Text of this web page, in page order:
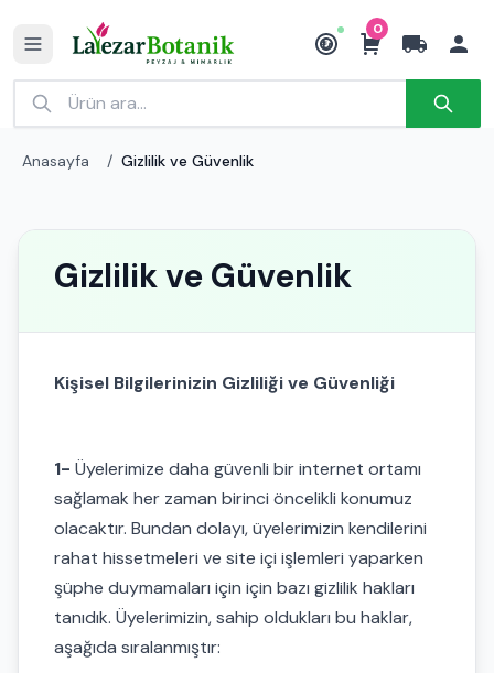
₺
0
Anasayfa / Gizlilik ve Güvenlik
Gizlilik ve Güvenlik
Kişisel Bilgilerinizin Gizliliği ve Güvenliği
1- Üyelerimize daha güvenli bir internet ortamı
sağlamak her zaman birinci öncelikli konumuz
olacaktır. Bundan dolayı, üyelerimizin kendilerini
rahat hissetmeleri ve site içi işlemleri yaparken
şüphe duymamaları için için bazı gizlilik hakları
tanıdık. Üyelerimizin, sahip oldukları bu haklar,
aşağıda sıralanmıştır: